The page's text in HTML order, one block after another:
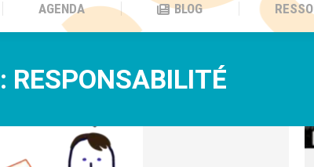
AGENDA BLOG
RESPONSABILITÉ